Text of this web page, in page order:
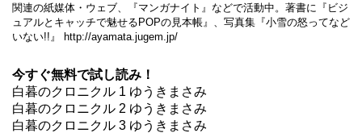
関連の紙媒体・ウェブ、『マンガナイト』などで活動中。著書に『ビジ
ュアルとキャッチで魅せるPOPの見本帳』、写真集『小雪の怒ってなど
いない!!』 http://ayamata.jugem.jp/
今すぐ無料で試し読み！
白暮のクロニクル 1 ゆうきまさみ
白暮のクロニクル 2 ゆうきまさみ
白暮のクロニクル 3 ゆうきまさみ